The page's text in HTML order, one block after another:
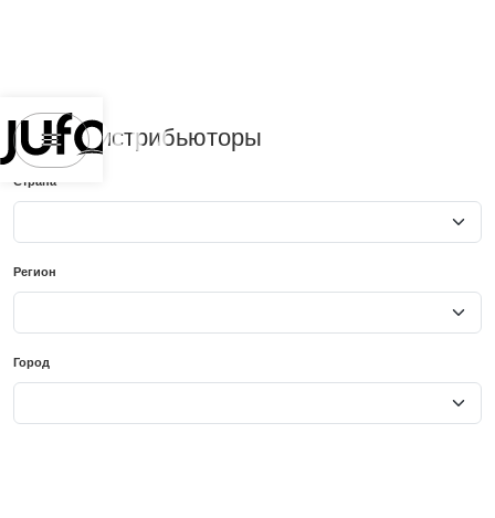
Наши дистрибьюторы
Страна
Регион
Город